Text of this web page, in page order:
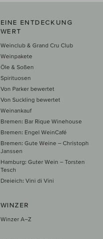
EINE ENTDECKUNG
WERT
Weinclub & Grand Cru Club
Weinpakete
Öle & Soßen
Spirituosen
Von Parker bewertet
Von Suckling bewertet
Weinankauf
Bremen: Bar Rique Winehouse
Bremen: Engel WeinCafé
Bremen: Gute Weine – Christoph
Janssen
Hamburg: Guter Wein – Torsten
Tesch
Dreieich: Vini di Vini
WINZER
Winzer A–Z